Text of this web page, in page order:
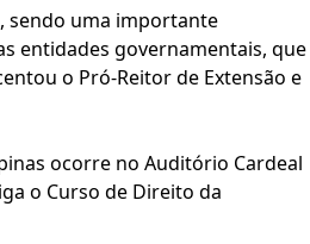
sendo uma importante
entidades governamentais, que
o Pró-Reitor de Extensão e
ocorre no Auditório Cardeal
o Curso de Direito da